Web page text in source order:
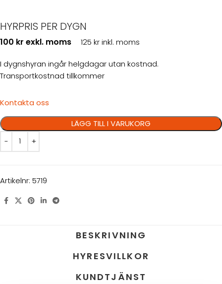
HYRPRIS PER DYGN
100 kr exkl. moms 125 kr inkl. moms
I dygnshyran ingår helgdagar utan kostnad.
Transportkostnad tillkommer
Kontakta oss
LÄGG TILL I VARUKORG
Artikelnr: 5719
BESKRIVNING
HYRESVILLKOR
KUNDTJÄNST